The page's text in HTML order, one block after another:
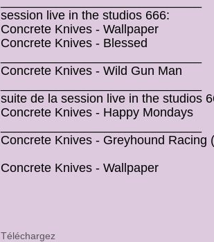
session live in the studios 666:
Concrete Knives - Wallpaper
Concrete Knives - Blessed
Concrete Knives - Wild Gun Man
suite de la session live in the studios
Concrete Knives - Happy Mondays
Concrete Knives - Greyhound Racing
Concrete Knives - Wallpaper
Téléchargez